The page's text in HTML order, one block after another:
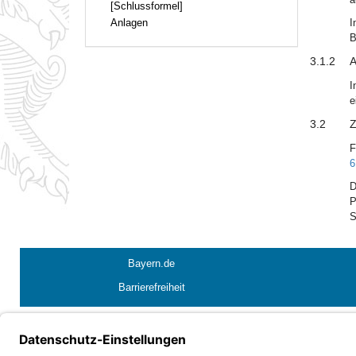
[Schlussformel]
Anlagen
3.1.2
3.2
Bayern.de
Barrierefreiheit